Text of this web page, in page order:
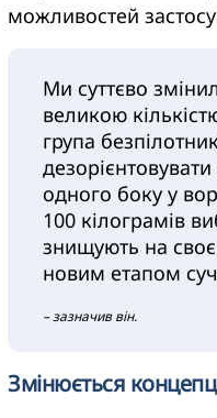
можливостей
Ми суттєво
великою
група
одного боку у
100 кілограмів
знищують на
новим етапом
– зазначив він.
Змінюється